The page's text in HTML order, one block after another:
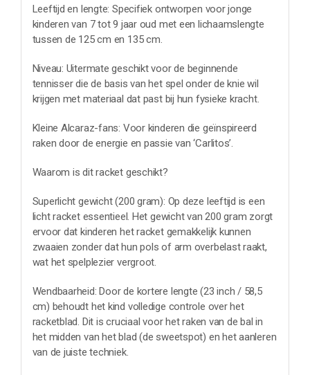
Leeftijd en lengte: Specifiek ontworpen voor jonge
kinderen van 7 tot 9 jaar oud met een lichaamslengte
tussen de 125 cm en 135 cm.
Niveau: Uitermate geschikt voor de beginnende
tennisser die de basis van het spel onder de knie wil
krijgen met materiaal dat past bij hun fysieke kracht.
Kleine Alcaraz-fans: Voor kinderen die geïnspireerd
raken door de energie en passie van ‘Carlitos’.
Waarom is dit racket geschikt?
Superlicht gewicht (200 gram): Op deze leeftijd is een
licht racket essentieel. Het gewicht van 200 gram zorgt
ervoor dat kinderen het racket gemakkelijk kunnen
zwaaien zonder dat hun pols of arm overbelast raakt,
wat het spelplezier vergroot.
Wendbaarheid: Door de kortere lengte (23 inch / 58,5
cm) behoudt het kind volledige controle over het
racketblad. Dit is cruciaal voor het raken van de bal in
het midden van het blad (de sweetspot) en het aanleren
van de juiste techniek.